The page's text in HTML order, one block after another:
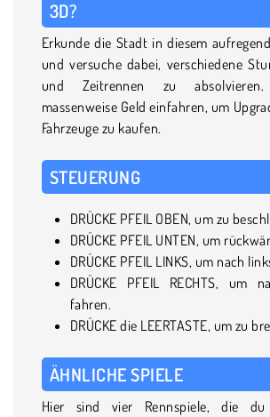
3D?
Erkunde die Stadt in diesem
und versuche dabei, verschiedene
und Zeitrennen zu
massenweise Geld einfahren, um
Fahrzeuge zu kaufen.
STEUERUNG
DRÜCKE PFEIL OBEN, um zu
DRÜCKE PFEIL UNTEN, um
DRÜCKE PFEIL LINKS, um nach
DRÜCKE PFEIL RECHTS, um
fahren.
DRÜCKE die LEERTASTE, um zu
ÄHNLICHE SPIELE
Hier sind vier Rennspiele, die du